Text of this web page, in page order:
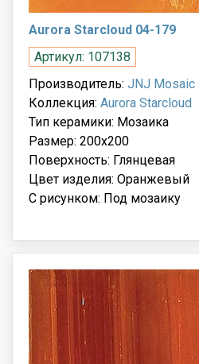
Aurora Starcloud 04-179
Артикул: 107138
Производитель: JNJ Mosaic
Коллекция: Aurora Starcloud
Тип керамики: Мозаика
Размер: 200x200
Поверхность: Глянцевая
Цвет изделия: Оранжевый
С рисунком: Под мозаику